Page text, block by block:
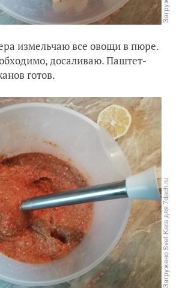
измельчаю все овощи в пюре.
досаливаю. Паштет-
готов.